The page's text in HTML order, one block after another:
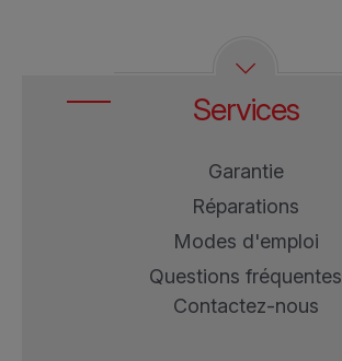
Services
Garantie
Réparations
Modes d'emploi
Questions fréquentes
Contactez-nous